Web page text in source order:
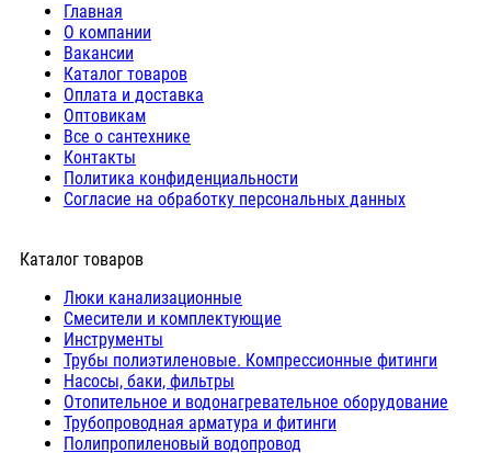
Главная
О компании
Вакансии
Каталог товаров
Оплата и доставка
Оптовикам
Все о сантехнике
Контакты
Политика конфиденциальности
Согласие на обработку персональных данных
Каталог товаров
Люки канализационные
Cмесители и комплектующие
Инструменты
Трубы полиэтиленовые. Компрессионные фитинги
Насосы, баки, фильтры
Отопительное и водонагревательное оборудование
Трубопроводная арматура и фитинги
Полипропиленовый водопровод